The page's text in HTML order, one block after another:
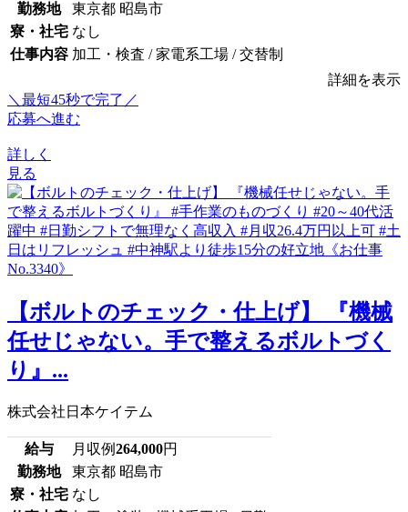
勤務地
東京都 昭島市
寮・社宅 なし
仕事内容 加工・検査 / 家電系工場 / 交替制
詳細を表示
＼最短45秒で完了／
応募へ進む
詳しく
見る
【ボルトのチェック・仕上げ】 『機械
任せじゃない。手で整えるボルトづく
り』...
株式会社日本ケイテム
給与 月収例264,000円
勤務地
東京都 昭島市
寮・社宅 なし